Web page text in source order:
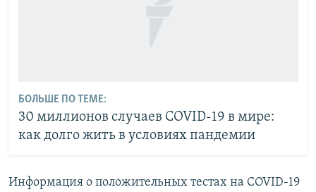
БОЛЬШЕ ПО ТЕМЕ:
30 миллионов случаев COVID-19 в мире:
как долго жить в условиях пандемии
Информация о положительных тестах на COVID-19